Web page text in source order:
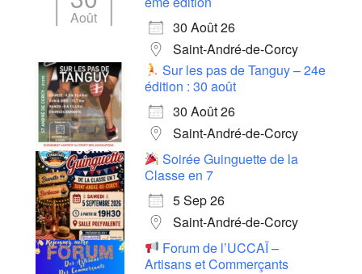
Août
30 Août 26
Saint-André-de-Corcy
Sur les pas de Tanguy – 24e
édition : 30 août
30 Août 26
Saint-André-de-Corcy
Soirée Guinguette de la
Classe en 7
5 Sep 26
Saint-André-de-Corcy
Forum de l’UCCAÏ –
Artisans et Commerçants